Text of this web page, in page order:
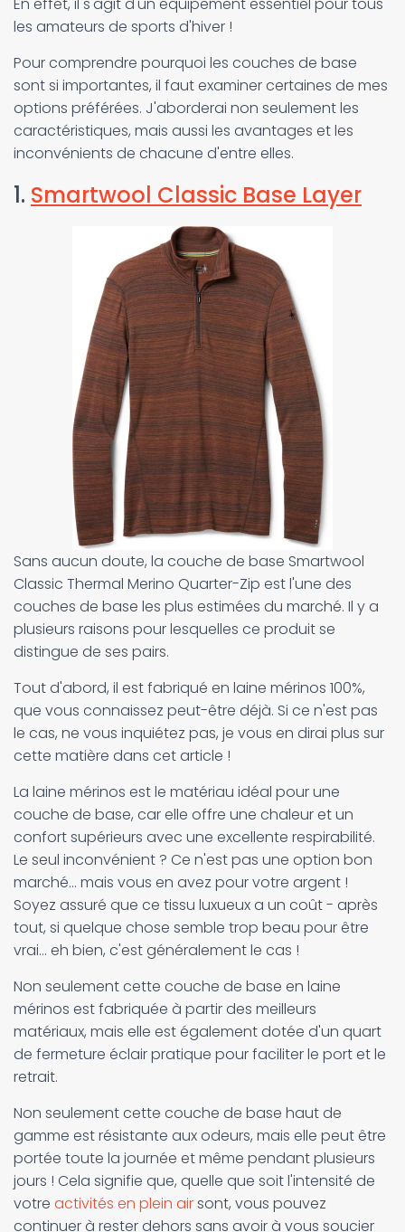
les amateurs de sports d'hiver !
Pour comprendre pourquoi les couches de base
sont si importantes, il faut examiner certaines de mes
options préférées. J'aborderai non seulement les
caractéristiques, mais aussi les avantages et les
inconvénients de chacune d'entre elles.
1. Smartwool Classic Base Layer
Sans aucun doute, la couche de base Smartwool
Classic Thermal Merino Quarter-Zip est l'une des
couches de base les plus estimées du marché. Il y a
plusieurs raisons pour lesquelles ce produit se
distingue de ses pairs.
Tout d'abord, il est fabriqué en laine mérinos 100%,
que vous connaissez peut-être déjà. Si ce n'est pas
le cas, ne vous inquiétez pas, je vous en dirai plus sur
cette matière dans cet article !
La laine mérinos est le matériau idéal pour une
couche de base, car elle offre une chaleur et un
confort supérieurs avec une excellente respirabilité.
Le seul inconvénient ? Ce n'est pas une option bon
marché... mais vous en avez pour votre argent !
Soyez assuré que ce tissu luxueux a un coût - après
tout, si quelque chose semble trop beau pour être
vrai... eh bien, c'est généralement le cas !
Non seulement cette couche de base en laine
mérinos est fabriquée à partir des meilleurs
matériaux, mais elle est également dotée d'un quart
de fermeture éclair pratique pour faciliter le port et le
retrait.
Non seulement cette couche de base haut de
gamme est résistante aux odeurs, mais elle peut être
portée toute la journée et même pendant plusieurs
jours ! Cela signifie que, quelle que soit l'intensité de
votre activités en plein airsont, vous pouvez
continuer à rester dehors sans avoir à vous soucier